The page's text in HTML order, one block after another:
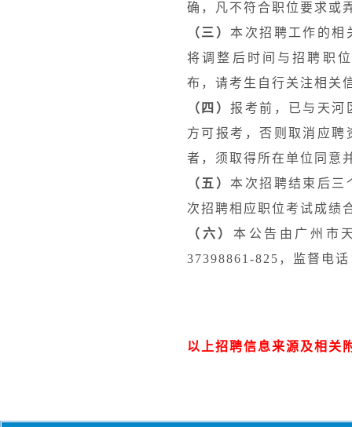
确，凡不符合职位要求或
（三）本次招聘工作的相
将调整后时间与招聘职
布，请考生自行关注相关
（四）报考前，已与天河
方可报考，否则取消应
者，须取得所在单位同意
（五）本次招聘结束后三
次招聘相应职位考试成绩
（六） 本公告由广州市
37398861-825，监督电
以上招聘信息来源及相关